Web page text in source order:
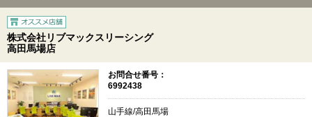
株式会社リブマックスリーシング
高田馬場店
お問合せ番号：
6992438
山手線/高田馬場